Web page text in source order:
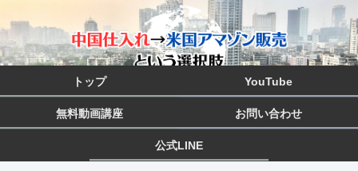
トップ YouTube
無料動画講座 お問い合わせ
公式LINE